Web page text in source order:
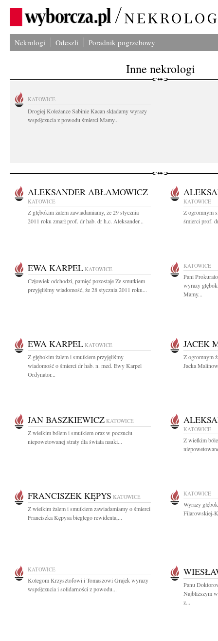
Nekrologi Odeszli Poradnik pogrzebowy
Inne nekrologi
KATOWICE
Drogiej Koleżance Sabinie Kacan składamy wyrazy
współczucia z powodu śmierci Mamy...
ALEKSANDER ABŁAMOWICZ
KATOWICE
Z głębokim żalem zawiadamiamy, że 29 stycznia
2011 roku zmarł prof. dr hab. dr h.c. Aleksander...
KATOWICE
Z ogromnym
śmierci prof.
EWA KARPEL KATOWICE
Człowiek odchodzi, pamięć pozostaje Ze smutkiem
przyjęliśmy wiadomość, że 28 stycznia 2011 roku...
KATOWICE
Pani
wyrazy
Mamy...
EWA KARPEL KATOWICE
Z głębokim żalem i smutkiem przyjęliśmy
wiadomość o śmierci dr hab. n. med. Ewy Karpel
Ordynator...
JACEK
Z ogromnym
Jacka
JAN BASZKIEWICZ KATOWICE
Z wielkim bólem i smutkiem oraz w poczuciu
niepowetowanej straty dla świata nauki...
KATOWICE
Z wielkim
FRANCISZEK KĘPYS KATOWICE
Z wielkim żalem i smutkiem zawiadamiamy o śmierci
Franciszka Kępysa biegłego rewidenta,...
KATOWICE
Wyrazy
Filarowskiej-
KATOWICE
Kolegom Krzysztofowi i Tomaszowi Grajek wyrazy
współczucia i solidarności z powodu...
Panu
Najbliższym
z...